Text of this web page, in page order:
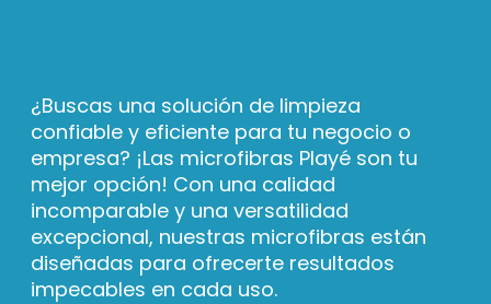
¿Buscas una solución de limpieza
confiable y eficiente para tu negocio o
empresa? ¡Las microfibras Playé son tu
mejor opción! Con una calidad
incomparable y una versatilidad
excepcional, nuestras microfibras están
diseñadas para ofrecerte resultados
impecables en cada uso.